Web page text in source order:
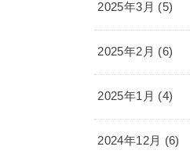
2025年3月 (5)
2025年2月 (6)
2025年1月 (4)
2024年12月 (6)